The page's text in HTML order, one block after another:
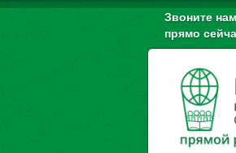
Звоните нам
прямо